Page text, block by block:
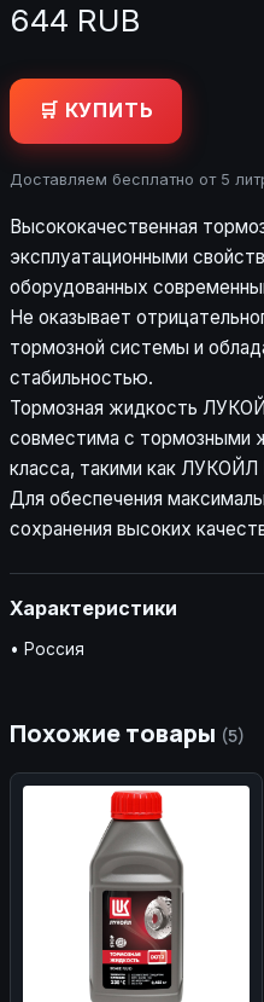
644 RUB
🛒 КУПИТЬ
Доставляем бесплатно от 5
Высококачественная
эксплуатационными
оборудованных
Не оказывает
тормозной системы и
стабильностью.
Тормозная жидкость
совместима с тормозными
класса, такими как
Для обеспечения
сохранения высоких
Характеристики
• Россия
Похожие товары (5)